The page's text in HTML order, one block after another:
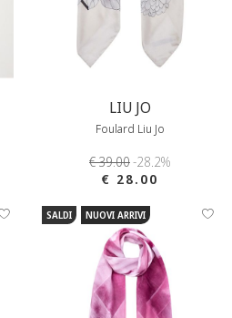
LIU JO
Foulard Liu Jo
€ 39.00-28.2%
€ 28.00
SALDI NUOVI ARRIVI